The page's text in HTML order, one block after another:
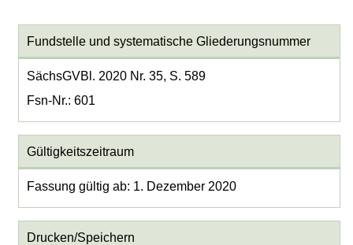
Fundstelle und systematische Gliederungsnummer
SächsGVBl. 2020 Nr. 35, S. 589
Fsn-Nr.: 601
Gültigkeitszeitraum
Fassung gültig ab: 1. Dezember 2020
Drucken/Speichern